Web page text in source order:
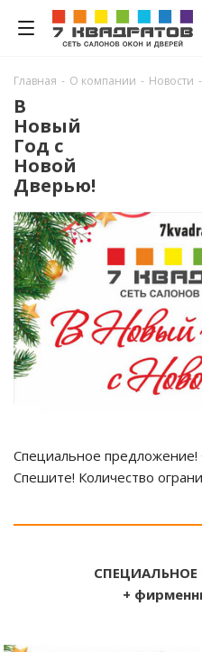
Главная - О компании - Новости -
В
Новый
Год с
Новой
Дверью!
Специальное
Спешите! Количество
+